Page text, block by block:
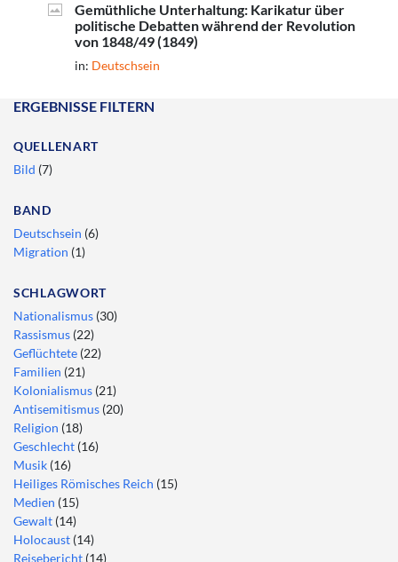
Gemüthliche Unterhaltung: Karikatur über
politische Debatten während der Revolution
von 1848/49 (1849)
in: Deutschsein
ERGEBNISSE FILTERN
QUELLENART
Bild (7)
BAND
Deutschsein (6)
Migration (1)
SCHLAGWORT
Nationalismus (30)
Rassismus (22)
Geflüchtete (22)
Familien (21)
Kolonialismus (21)
Antisemitismus (20)
Religion (18)
Geschlecht (16)
Musik (16)
Heiliges Römisches Reich (15)
Medien (15)
Gewalt (14)
Holocaust (14)
Reisebericht (14)